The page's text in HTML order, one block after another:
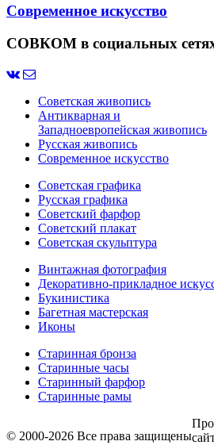
Современное искусство
СОВКОМ в социальных
Советская живопись
Антикварная и
Западноевропейская живопись
Русская живопись
Современное искусство
Советская графика
Русская графика
Советский фарфор
Советский плакат
Советская скульптура
Винтажная фотография
Декоративно-прикладное
Букинистика
Багетная мастерская
Иконы
Старинная бронза
Старинные часы
Старинный фарфор
Старинные рамы
© 2000-2026 Все права защищены